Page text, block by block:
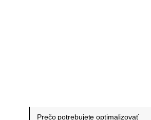
Prečo potrebujete optimalizovať